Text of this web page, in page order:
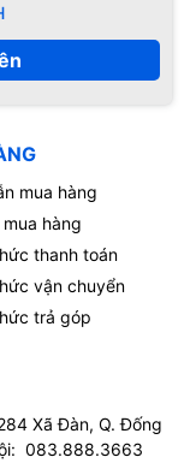
mua hàng
hàng
thanh toán
vận chuyển
trả góp
Xã Đàn, Q. Đống
083.888.3663